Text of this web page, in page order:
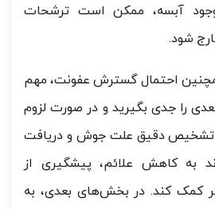
آبسه، ممکن است ترشحات
شود.
احتمال گسترش عفونت، مهم
را جدی بگیرید و در صورت لزوم
تشخیص دقیق علت جوش و دریافت
به کاهش علائم، پیشگیری از
کمک کند. در بخش‌های بعدی، به